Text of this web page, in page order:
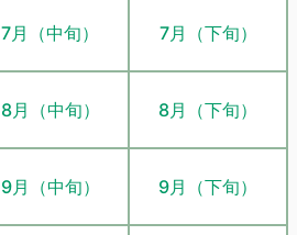
7月（中旬） 7月（下旬）
8月（中旬） 8月（下旬）
9月（中旬） 9月（下旬）